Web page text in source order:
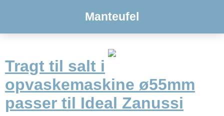
Manteufel
Tragt til salt i
opvaskemaskine ø55mm
passer til Ideal Zanussi